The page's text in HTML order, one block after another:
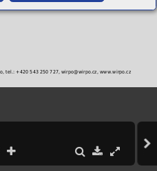
tel.: +420 543 250 727, wirpo@wirpo.cz, www.wirpo.cz
pro svařování a navařování 33